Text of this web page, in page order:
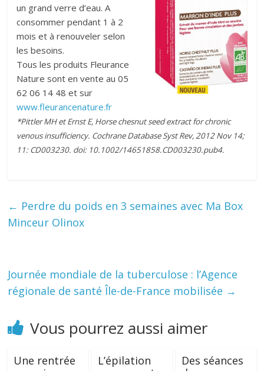
un grand verre d’eau. A
consommer pendant 1 à 2
mois et à renouveler selon
les besoins.
Tous les produits Fleurance
Nature sont en vente au 05
62 06 14 48 et sur
www.fleurancenature.fr
*Pittler MH et Ernst E, Horse chesnut seed extract for chronic
venous insufficiency. Cochrane Database Syst Rev, 2012 Nov 14;
11: CD003230. doi: 10.1002/14651858.CD003230.pub4.
← Perdre du poids en 3 semaines avec Ma Box
Minceur Olinox
Journée mondiale de la tuberculose : l’Agence
régionale de santé Île-de-France mobilisée →
Vous pourrez aussi aimer
Une rentrée
L’épilation
Des séances